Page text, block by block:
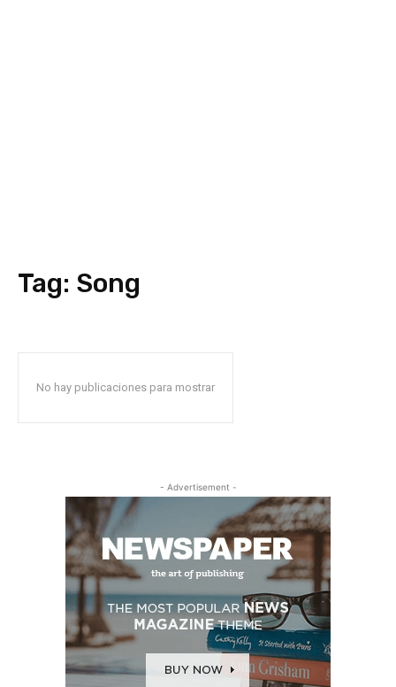
Tag: Song
No hay publicaciones para mostrar
- Advertisement -